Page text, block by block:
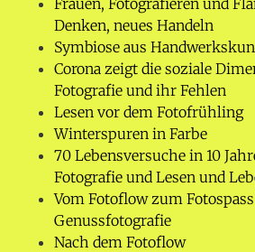
Frauen, Fotografieren und
Denken, neues Handeln
Symbiose aus
Corona zeigt die soziale
Fotografie und ihr Fehlen
Lesen vor dem Fotofrühling
Winterspuren in Farbe
70 Lebensversuche in 10
Fotografie und Lesen und
Vom Fotoflow zum
Genussfotografie
Nach dem Fotoflow